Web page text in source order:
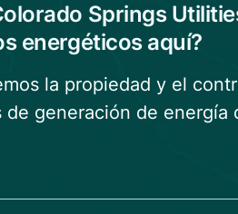
Springs
energéticos aquí?
la propiedad y el
de generación de energía